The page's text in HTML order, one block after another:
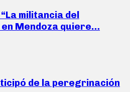
militancia del
en Mendoza quiere…
de la peregrinación